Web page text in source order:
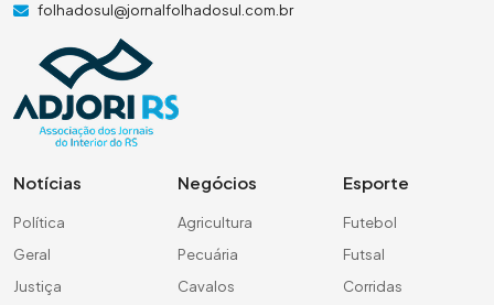
folhadosul@jornalfolhadosul.com.br
Notícias
Política
Geral
Justiça
Negócios
Agricultura
Pecuária
Cavalos
Esporte
Futebol
Futsal
Corridas